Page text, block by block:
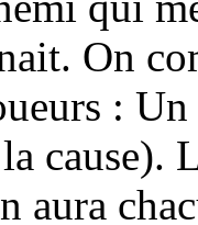
On
:
cause).
aura